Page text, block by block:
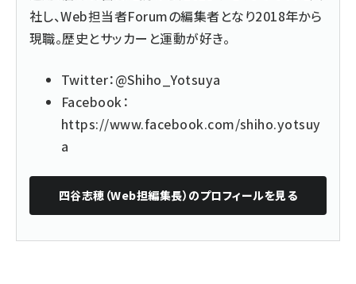
社し、Web担当者Forumの編集者となり2018年から
現職。歴史とサッカーと運動が好き。
Twitter：@Shiho_Yotsuya
Facebook：
https://www.facebook.com/shiho.yotsuy
a
四谷志穂（Web担編集長） のプロフィールを見る